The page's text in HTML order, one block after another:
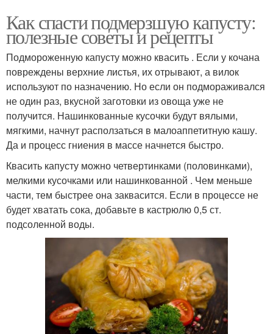
Как спасти подмерзшую капусту:
полезные советы и рецепты
Подмороженную капусту можно квасить . Если у кочана
повреждены верхние листья, их отрывают, а вилок
используют по назначению. Но если он подмораживался
не один раз, вкусной заготовки из овоща уже не
получится. Нашинкованные кусочки будут вялыми,
мягкими, начнут расползаться в малоаппетитную кашу.
Да и процесс гниения в массе начнется быстро.
Квасить капусту можно четвертинками (половинками),
мелкими кусочками или нашинкованной . Чем меньше
части, тем быстрее она заквасится. Если в процессе не
будет хватать сока, добавьте в кастрюлю 0,5 ст.
подсоленной воды.